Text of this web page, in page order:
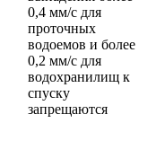
0,4 мм/с для
проточных
водоемов и более
0,2 мм/с для
водохранилищ к
спуску
запрещаются